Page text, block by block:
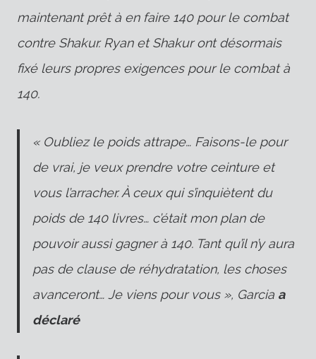
maintenant prêt à en faire 140 pour le combat
contre Shakur. Ryan et Shakur ont désormais
fixé leurs propres exigences pour le combat à
140.
« Oubliez le poids attrape… Faisons-le pour
de vrai, je veux prendre votre ceinture et
vous l’arracher. À ceux qui s’inquiètent du
poids de 140 livres… c’était mon plan de
pouvoir aussi gagner à 140. Tant qu’il n’y aura
pas de clause de réhydratation, les choses
avanceront… Je viens pour vous », Garcia a
déclaré